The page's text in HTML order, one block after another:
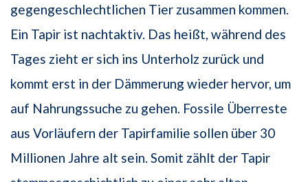
gegengeschlechtlichen Tier zusammen kommen.
Ein Tapir ist nachtaktiv. Das heißt, während des
Tages zieht er sich ins Unterholz zurück und
kommt erst in der Dämmerung wieder hervor, um
auf Nahrungssuche zu gehen. Fossile Überreste
aus Vorläufern der Tapirfamilie sollen über 30
Millionen Jahre alt sein. Somit zählt der Tapir